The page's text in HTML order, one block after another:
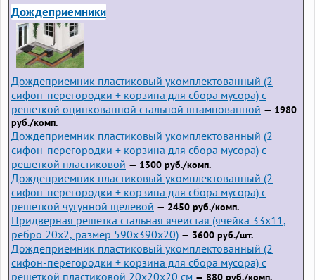
Дождеприемники
Дождеприемник пластиковый укомплектованный (2
сифон-перегородки + корзина для сбора мусора) с
решеткой оцинкованной стальной штампованной — 1980
руб./комп.
Дождеприемник пластиковый укомплектованный (2
сифон-перегородки + корзина для сбора мусора) с
решеткой пластиковой — 1300 руб./комп.
Дождеприемник пластиковый укомплектованный (2
сифон-перегородки + корзина для сбора мусора) с
решеткой чугунной щелевой — 2450 руб./комп.
Придверная решетка стальная ячеистая (ячейка 33x11,
ребро 20x2, размер 590x390x20) — 3600 руб./шт.
Дождеприемник пластиковый укомплектованный (2
сифон-перегородки + корзина для сбора мусора) с
решеткой пластиковой 20х20х20 см — 880 руб./комп.